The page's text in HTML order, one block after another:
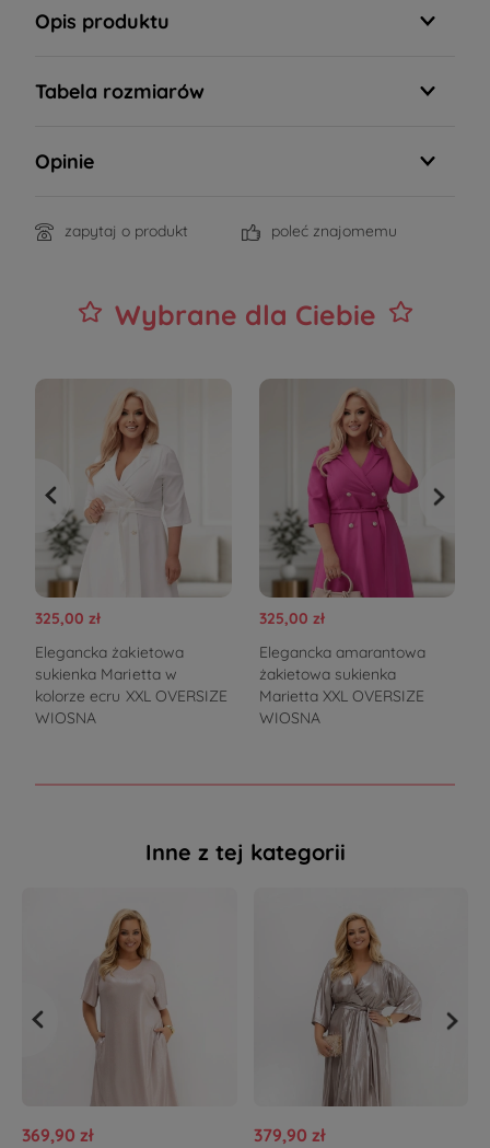
Opis produktu
Tabela rozmiarów
Opinie
zapytaj o produkt poleć znajomemu
Wybrane dla Ciebie
325,00 zł
Elegancka żakietowa
sukienka Marietta w
kolorze ecru XXL OVERSIZE
WIOSNA
325,00 zł
Elegancka amarantowa
żakietowa sukienka
Marietta XXL OVERSIZE
WIOSNA
Inne z tej kategorii
369,90 zł 379,90 zł